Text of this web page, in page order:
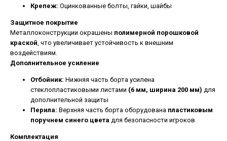
Крепеж: Оцинкованные болты, гайки, шайбы
Защитное покрытие
Металлоконструкции окрашены полимерной порошковой
краской , что увеличивает устойчивость к внешним
воздействиям.
Дополнительное усиление
Отбойник: Нижняя часть борта усилена
стеклопластиковыми листами (6 мм, ширина 200 мм) для
дополнительной защиты
Перила: Верхняя часть борта оборудована пластиковым
поручнем синего цвета для безопасности игроков
Комплектация